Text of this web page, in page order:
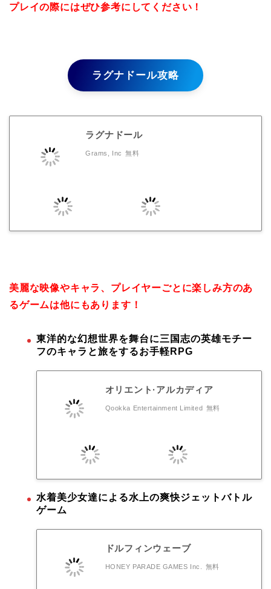
プレイの際にはぜひ参考にしてください！
ラグナドール攻略
ラグナドール
Grams, Inc 無料
美麗な映像やキャラ、プレイヤーごとに楽しみ方のあ
るゲームは他にもあります！
東洋的な幻想世界を舞台に三国志の英雄モチー
フのキャラと旅をするお手軽RPG
オリエント·アルカディア
Qookka Entertainment Limited 無料
水着美少女達による水上の爽快ジェットバトル
ゲーム
ドルフィンウェーブ
HONEY PARADE GAMES Inc. 無料